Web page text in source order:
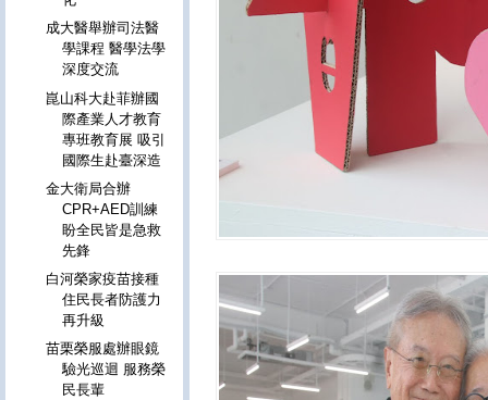
成大醫舉辦司法醫
學課程 醫學法學
深度交流
崑山科大赴菲辦國
際產業人才教育
專班教育展 吸引
國際生赴臺深造
金大衛局合辦
CPR+AED訓練
盼全民皆是急救
先鋒
白河榮家疫苗接種
住民長者防護力
再升級
苗栗榮服處辦眼鏡
驗光巡迴 服務榮
民長輩